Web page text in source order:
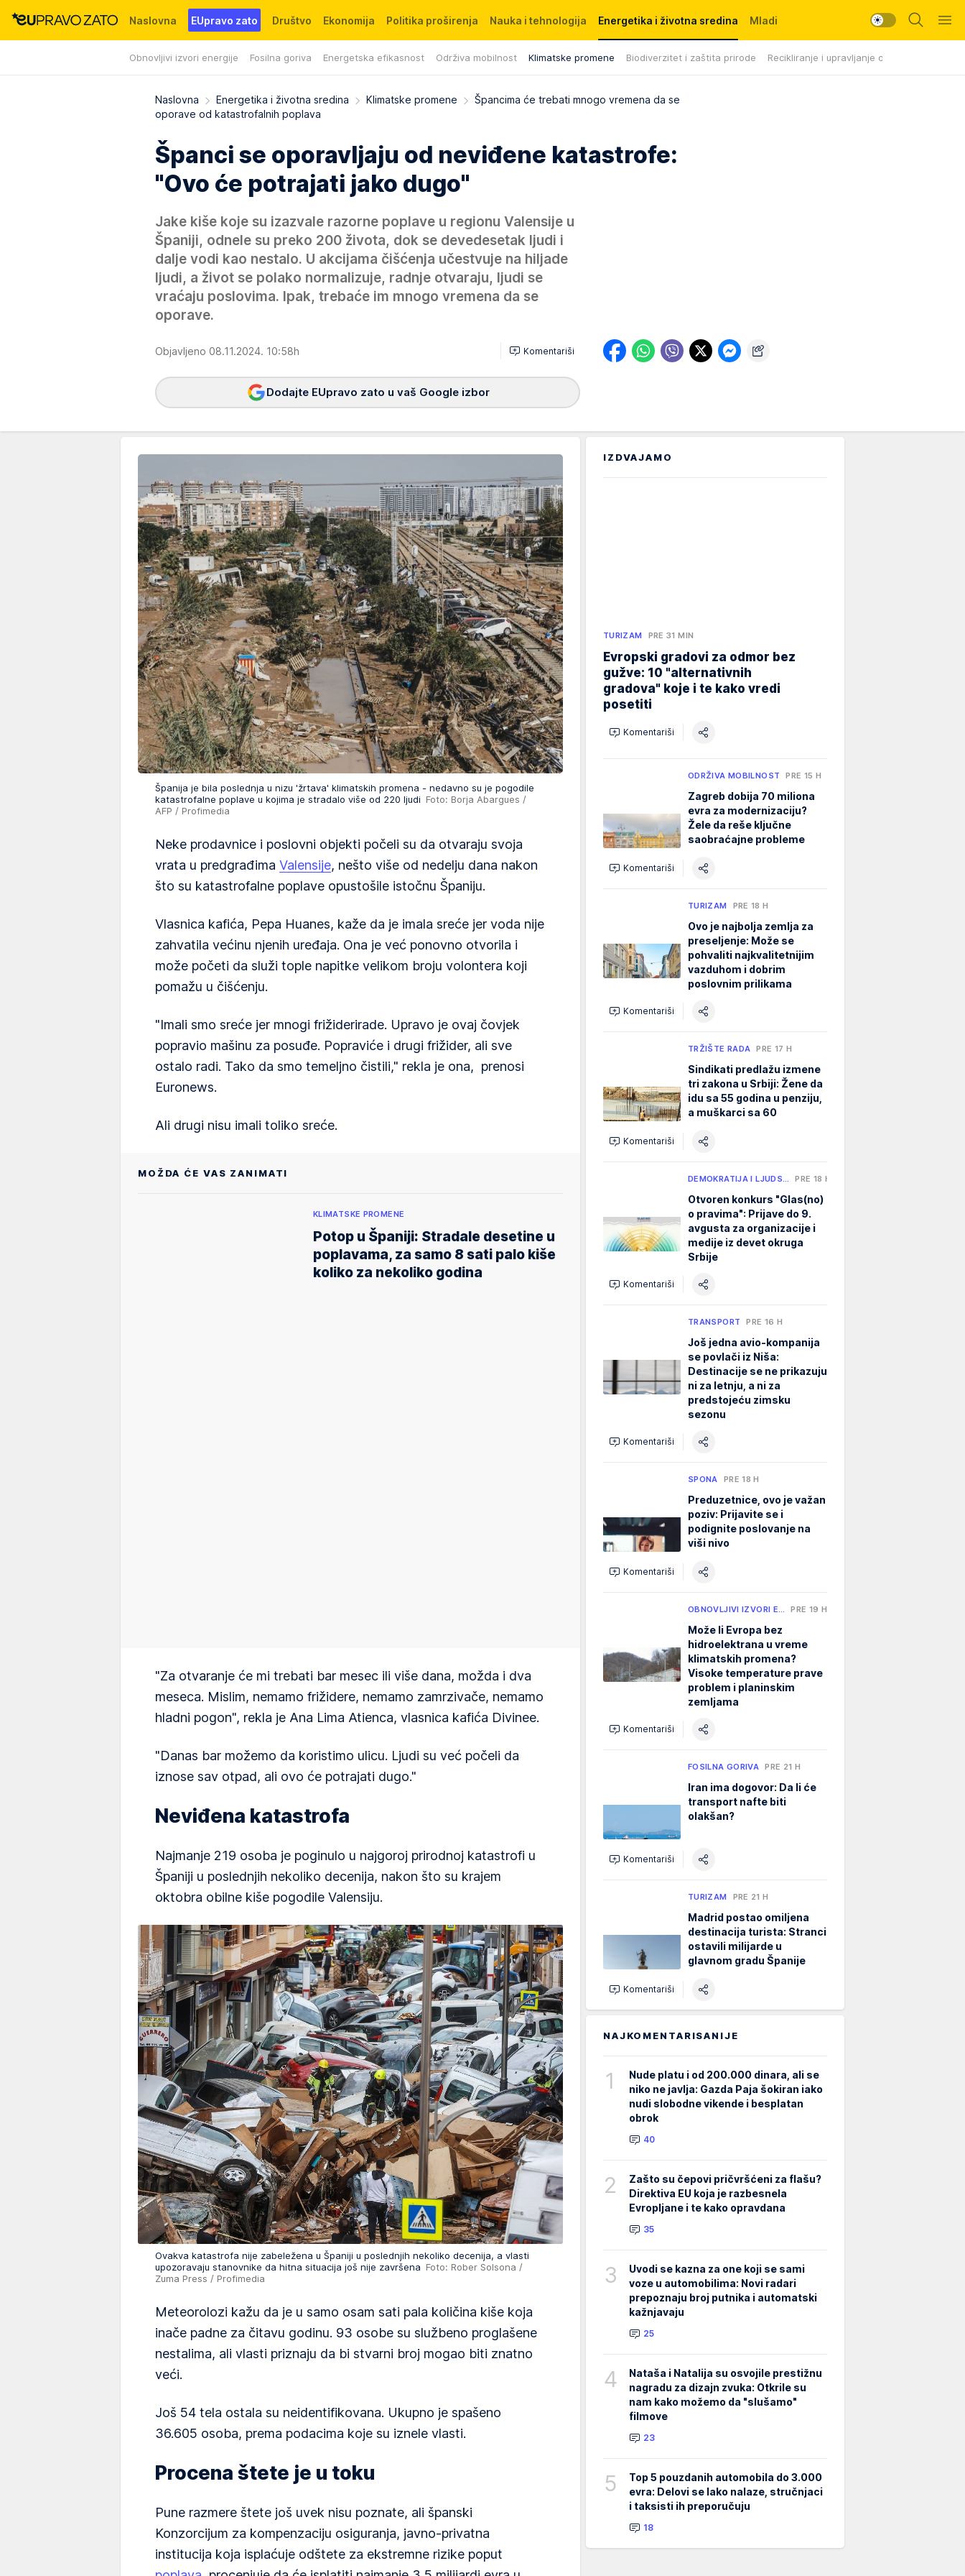
Naslovna EUpravo zato Društvo Ekonomija Politika proširenja Nauka i tehnologija Energetika i životna sredina
Obnovljivi izvori energije Fosilna goriva Energetska efikasnost Održiva mobilnost Klimatske promene Biodiverzitet i zaštita prirode Recikliranje i upravljanje otpadom
Mladi
Događaji News WMG fondacija
Naslovna Energetika i životna sredina Klimatske promene
Špancima će trebati mnogo vremena da se
oporave od katastrofalnih poplava
Španci se oporavljaju od neviđene katastrofe:
"Ovo će potrajati jako dugo"
Jake kiše koje su izazvale razorne poplave u regionu Valensije u
Španiji, odnele su preko 200 života, dok se devedesetak ljudi i
dalje vodi kao nestalo. U akcijama čišćenja učestvuje na hiljade
ljudi, a život se polako normalizuje, radnje otvaraju, ljudi se
vraćaju poslovima. Ipak, trebaće im mnogo vremena da se
oporave.
Objavljeno 08.11.2024. 10:58h Komentariši
Dodajte EUpravo zato u vaš Google izbor
Španija je bila poslednja u nizu 'žrtava' klimatskih promena - nedavno su je pogodile
katastrofalne poplave u kojima je stradalo više od 220 ljudi Foto: Borja Abargues /
AFP / Profimedia
Neke prodavnice i poslovni objekti počeli su da otvaraju svoja
vrata u predgrađima Valensije, nešto više od nedelju dana nakon
što su katastrofalne poplave opustošile istočnu Španiju.
Vlasnica kafića, Pepa Huanes, kaže da je imala sreće jer voda nije
zahvatila većinu njenih uređaja. Ona je već ponovno otvorila i
može početi da služi tople napitke velikom broju volontera koji
pomažu u čišćenju.
"Imali smo sreće jer mnogi frižiderirade. Upravo je ovaj čovjek
popravio mašinu za posuđe. Popraviće i drugi frižider, ali sve
ostalo radi. Tako da smo temeljno čistili," rekla je ona, prenosi
Euronews.
Ali drugi nisu imali toliko sreće.
MOŽDA ĆE VAS ZANIMATI
KLIMATSKE PROMENE
Potop u Španiji: Stradale desetine u
poplavama, za samo 8 sati palo kiše
koliko za nekoliko godina
"Za otvaranje će mi trebati bar mesec ili više dana, možda i dva
meseca. Mislim, nemamo frižidere, nemamo zamrzivače, nemamo
hladni pogon", rekla je Ana Lima Atienca, vlasnica kafića Divinee.
"Danas bar možemo da koristimo ulicu. Ljudi su već počeli da
iznose sav otpad, ali ovo će potrajati dugo."
Neviđena katastrofa
Najmanje 219 osoba je poginulo u najgoroj prirodnoj katastrofi u
Španiji u poslednjih nekoliko decenija, nakon što su krajem
oktobra obilne kiše pogodile Valensiju.
Ovakva katastrofa nije zabeležena u Španiji u poslednjih nekoliko decenija, a vlasti
upozoravaju stanovnike da hitna situacija još nije završena Foto: Rober Solsona /
Zuma Press / Profimedia
Meteorolozi kažu da je u samo osam sati pala količina kiše koja
inače padne za čitavu godinu. 93 osobe su službeno proglašene
nestalima, ali vlasti priznaju da bi stvarni broj mogao biti znatno
veći.
Još 54 tela ostala su neidentifikovana. Ukupno je spašeno
36.605 osoba, prema podacima koje su iznele vlasti.
Procena štete je u toku
Pune razmere štete još uvek nisu poznate, ali španski
Konzorcijum za kompenzaciju osiguranja, javno-privatna
institucija koja isplaćuje odštete za ekstremne rizike poput
IZDVAJAMO
TURIZAM PRE 31 MIN
Evropski gradovi za odmor bez
gužve: 10 "alternativnih
gradova" koje i te kako vredi
posetiti
Komentariši
ODRŽIVA MOBILNOST PRE 15 H
Zagreb dobija 70 miliona
evra za modernizaciju?
Žele da reše ključne
saobraćajne probleme
Komentariši
TURIZAM PRE 18 H
Ovo je najbolja zemlja za
preseljenje: Može se
pohvaliti najkvalitetnijim
vazduhom i dobrim
poslovnim prilikama
Komentariši
TRŽIŠTE RADA PRE 17 H
Sindikati predlažu izmene
tri zakona u Srbiji: Žene da
idu sa 55 godina u penziju,
a muškarci sa 60
Komentariši
DEMOKRATIJA I LJUDS… PRE 18 H
Otvoren konkurs "Glas(no)
o pravima": Prijave do 9.
avgusta za organizacije i
medije iz devet okruga
Srbije
Komentariši
TRANSPORT PRE 16 H
Još jedna avio-kompanija
se povlači iz Niša:
Destinacije se ne prikazuju
ni za letnju, a ni za
predstojeću zimsku
sezonu
Komentariši
SPONA PRE 18 H
Preduzetnice, ovo je važan
poziv: Prijavite se i
podignite poslovanje na
viši nivo
Komentariši
OBNOVLJIVI IZVORI E… PRE 19 H
Može li Evropa bez
hidroelektrana u vreme
klimatskih promena?
Visoke temperature prave
problem i planinskim
zemljama
Komentariši
FOSILNA GORIVA PRE 21 H
Iran ima dogovor: Da li će
transport nafte biti
olakšan?
Komentariši
TURIZAM PRE 21 H
Madrid postao omiljena
destinacija turista: Stranci
ostavili milijarde u
glavnom gradu Španije
Komentariši
NAJKOMENTARISANIJE
1
Nude platu i od 200.000 dinara, ali se
niko ne javlja: Gazda Paja šokiran iako
nudi slobodne vikende i besplatan
obrok
40
2
Zašto su čepovi pričvršćeni za flašu?
Direktiva EU koja je razbesnela
Evropljane i te kako opravdana
35
3
Uvodi se kazna za one koji se sami
voze u automobilima: Novi radari
prepoznaju broj putnika i automatski
kažnjavaju
25
4
Nataša i Natalija su osvojile prestižnu
nagradu za dizajn zvuka: Otkrile su
nam kako možemo da "slušamo"
filmove
23
5
Top 5 pouzdanih automobila do 3.000
evra: Delovi se lako nalaze, stručnjaci
i taksisti ih preporučuju
18